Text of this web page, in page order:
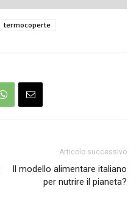
termocoperte
Articolo successivo
Il modello alimentare italiano
per nutrire il pianeta?